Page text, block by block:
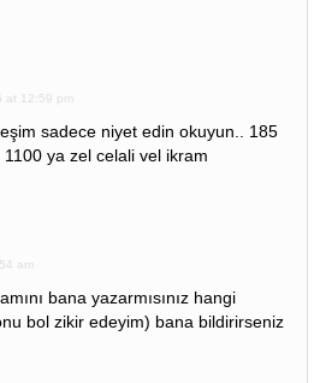
at 12:59 pm
sadece niyet edin okuyun.. 185
ya zel celali vel ikram
am
bana yazarmısınız hangi
bol zikir edeyim) bana bildirirseniz